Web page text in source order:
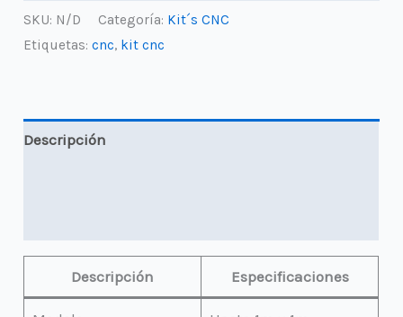
Popular
1m
SKU: N/D Categoría: Kit´s CNC
Etiquetas:cnc, kit cnc
Descripción
Descripción Especificaciones